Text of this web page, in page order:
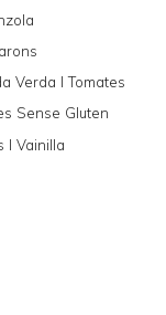
Verda I Tomates
Sense Gluten
I Vainilla